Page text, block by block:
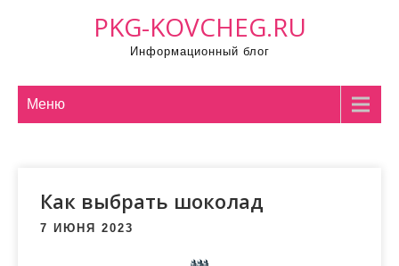
PKG-KOVCHEG.RU
Информационный блог
Меню
Как выбрать шоколад
7 ИЮНЯ 2023